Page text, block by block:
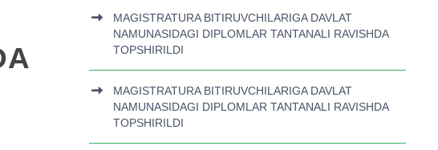
MAGISTRATURA BITIRUVCHILARIGA DAVLAT
NAMUNASIDAGI DIPLOMLAR TANTANALI RAVISHDA
TOPSHIRILDI
MAGISTRATURA BITIRUVCHILARIGA DAVLAT
NAMUNASIDAGI DIPLOMLAR TANTANALI RAVISHDA
TOPSHIRILDI